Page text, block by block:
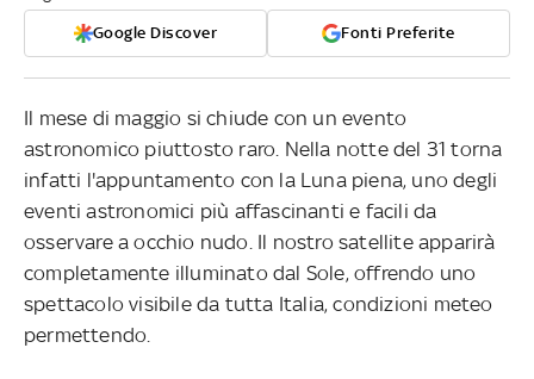
Google Discover Fonti Preferite
Il mese di maggio si chiude con un evento
astronomico piuttosto raro. Nella notte del 31 torna
infatti l'appuntamento con la Luna piena, uno degli
eventi astronomici più affascinanti e facili da
osservare a occhio nudo. Il nostro satellite apparirà
completamente illuminato dal Sole, offrendo uno
spettacolo visibile da tutta Italia, condizioni meteo
permettendo.